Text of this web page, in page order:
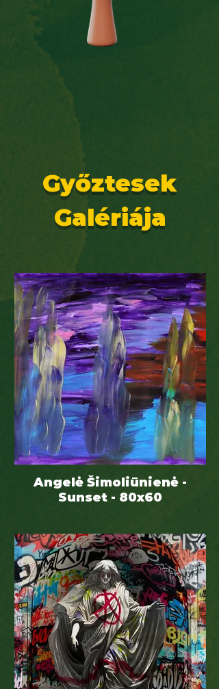
Győztesek
Galériája
Angelė Šimoliūnienė -
Sunset - 80x60